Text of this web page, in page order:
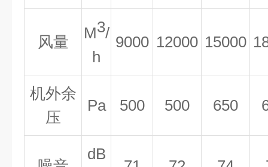
风量
M3/
h
9000 12000 15000
机外余
压
Pa 500 500 650
dB